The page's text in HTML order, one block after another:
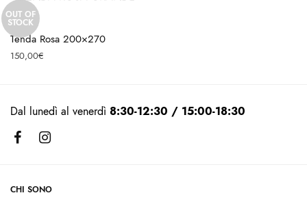
OUT OF
STOCK
TENDE
Tenda Rosa 200×270
150,00€
Dal lunedì al venerdì8:30-12:30 / 15:00-18:30
CHI SONO